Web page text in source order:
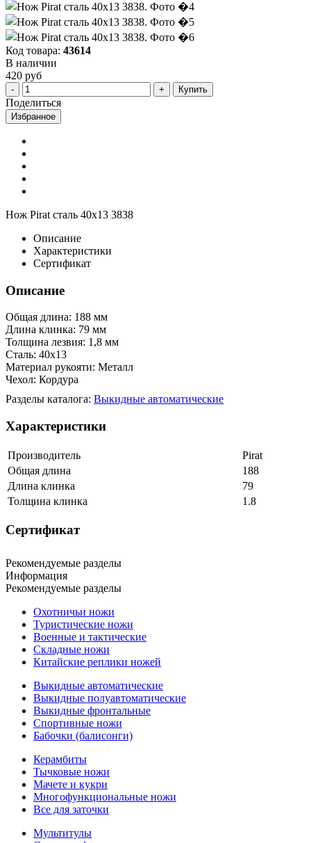
Код товара: 43614
В наличии
420 руб
Купить
Поделиться
Избранное
Нож Pirat сталь 40х13 3838
Описание
Характеристики
Сертификат
Описание
Общая длина: 188 мм
Длина клинка: 79 мм
Толщина лезвия: 1,8 мм
Сталь: 40х13
Материал рукояти: Металл
Чехол: Кордура
Разделы каталога: Выкидные автоматические
Характеристики
Производитель
Pirat
Общая длина
188
Длина клинка
79
Толщина клинка
1.8
Сертификат
Рекомендуемые разделы
Информация
Рекомендуемые разделы
Охотничьи ножи
Туристические ножи
Военные и тактические
Складные ножи
Китайские реплики ножей
Выкидные автоматические
Выкидные полуавтоматические
Выкидные фронтальные
Спортивные ножи
Бабочки (балисонги)
Керамбиты
Тычковые ножи
Мачете и кукри
Многофункциональные ножи
Все для заточки
Мультитулы